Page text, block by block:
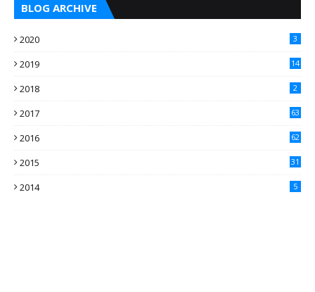
BLOG ARCHIVE
2020 3
2019 14
2018 2
2017 63
2016
62
2015
31
2014 5